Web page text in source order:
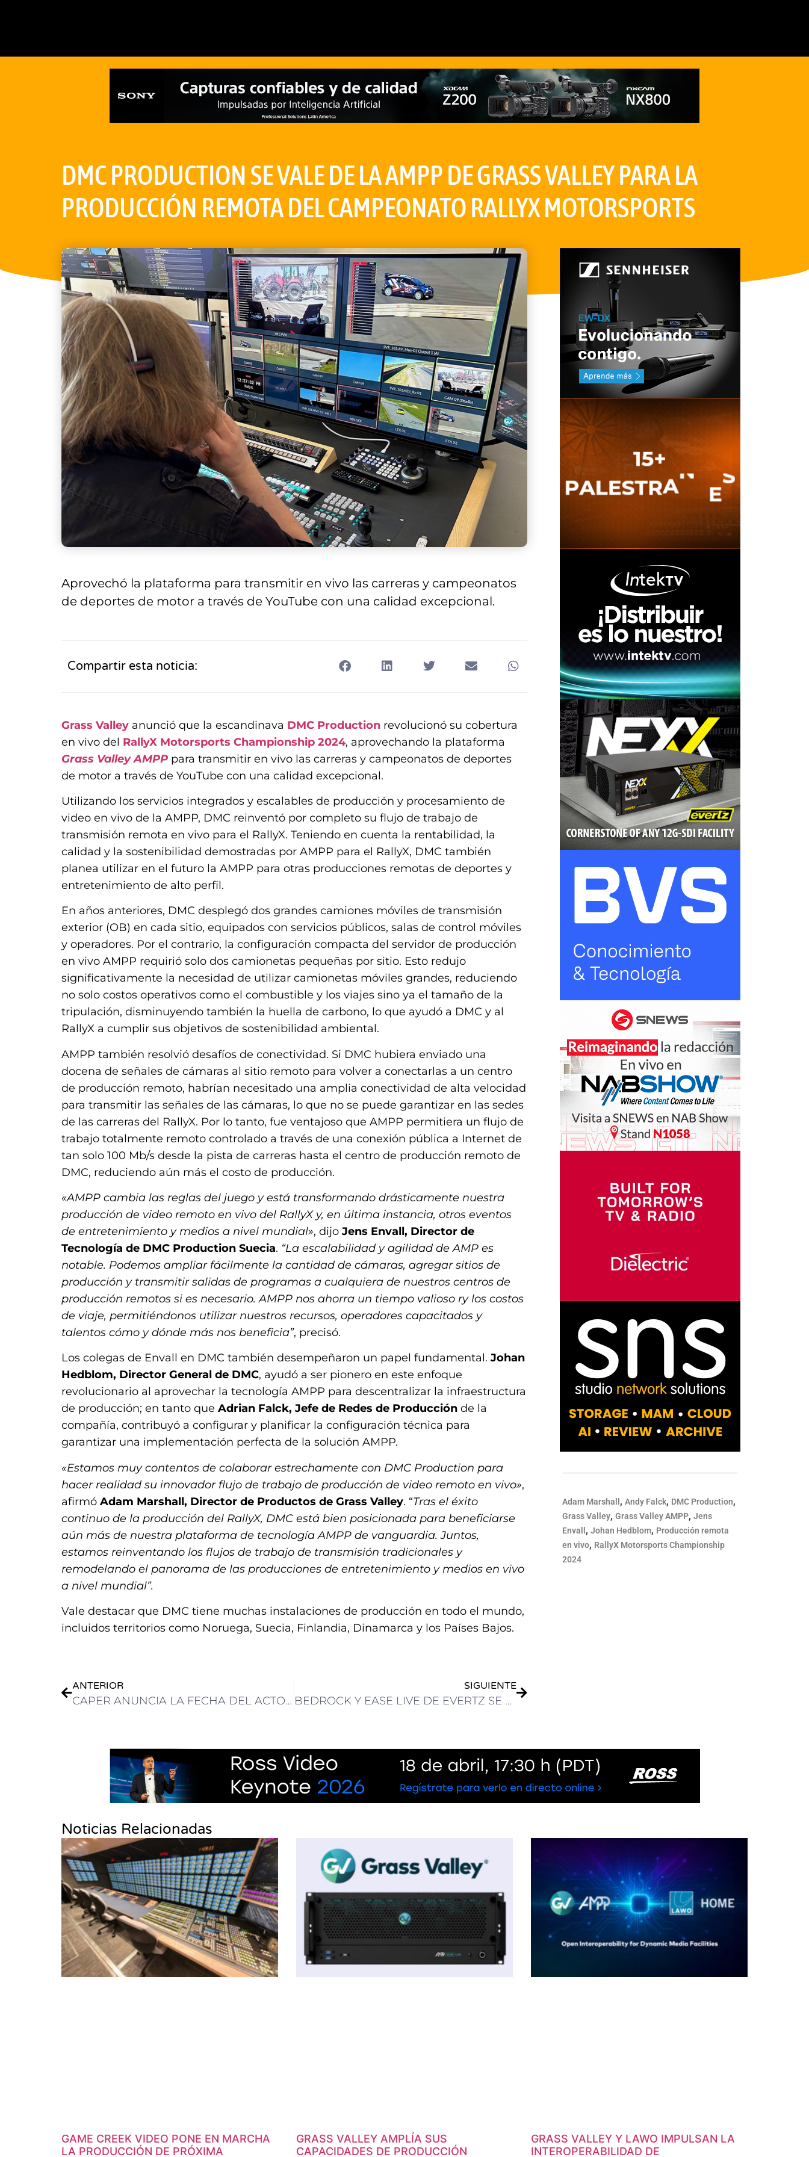
DMC PRODUCTION SE VALE DE LA AMPP DE GRASS VALLEY PARA LA
PRODUCCIÓN REMOTA DEL CAMPEONATO RALLYX MOTORSPORTS
Aprovechó la plataforma para transmitir en vivo las carreras y campeonatos
de deportes de motor a través de YouTube con una calidad excepcional.
Compartir esta noticia:
Grass Valley anunció que la escandinava DMC Production revolucionó su cobertura
en vivo del RallyX Motorsports Championship 2024, aprovechando la plataforma
Grass Valley AMPP para transmitir en vivo las carreras y campeonatos de deportes
de motor a través de YouTube con una calidad excepcional.
Utilizando los servicios integrados y escalables de producción y procesamiento de
video en vivo de la AMPP, DMC reinventó por completo su flujo de trabajo de
transmisión remota en vivo para el RallyX. Teniendo en cuenta la rentabilidad, la
calidad y la sostenibilidad demostradas por AMPP para el RallyX, DMC también
planea utilizar en el futuro la AMPP para otras producciones remotas de deportes y
entretenimiento de alto perfil.
En años anteriores, DMC desplegó dos grandes camiones móviles de transmisión
exterior (OB) en cada sitio, equipados con servicios públicos, salas de control móviles
y operadores. Por el contrario, la configuración compacta del servidor de producción
en vivo AMPP requirió solo dos camionetas pequeñas por sitio. Esto redujo
significativamente la necesidad de utilizar camionetas móviles grandes, reduciendo
no solo costos operativos como el combustible y los viajes sino ya el tamaño de la
tripulación, disminuyendo también la huella de carbono, lo que ayudó a DMC y al
RallyX a cumplir sus objetivos de sostenibilidad ambiental.
AMPP también resolvió desafíos de conectividad. Si DMC hubiera enviado una
docena de señales de cámaras al sitio remoto para volver a conectarlas a un centro
de producción remoto, habrían necesitado una amplia conectividad de alta velocidad
para transmitir las señales de las cámaras, lo que no se puede garantizar en las sedes
de las carreras del RallyX. Por lo tanto, fue ventajoso que AMPP permitiera un flujo de
trabajo totalmente remoto controlado a través de una conexión pública a Internet de
tan solo 100 Mb/s desde la pista de carreras hasta el centro de producción remoto de
DMC, reduciendo aún más el costo de producción.
«AMPP cambia las reglas del juego y está transformando drásticamente nuestra
producción de video remoto en vivo del RallyX y, en última instancia, otros eventos
de entretenimiento y medios a nivel mundial», dijoJens Envall, Director de
Tecnología de DMC Production Suecia. “La escalabilidad y agilidad de AMP es
notable. Podemos ampliar fácilmente la cantidad de cámaras, agregar sitios de
producción y transmitir salidas de programas a cualquiera de nuestros centros de
producción remotos si es necesario. AMPP nos ahorra un tiempo valioso ry los costos
de viaje, permitiéndonos utilizar nuestros recursos, operadores capacitados y
talentos cómo y dónde más nos beneficia”, precisó.
Los colegas de Envall en DMC también desempeñaron un papel fundamental.Johan
Hedblom, Director General de DMC, ayudó a ser pionero en este enfoque
revolucionario al aprovechar la tecnología AMPP para descentralizar la infraestructura
de producción; en tanto que Adrian Falck, Jefe de Redes de Producción de la
compañía, contribuyó a configurar y planificar la configuración técnica para
garantizar una implementación perfecta de la solución AMPP.
«Estamos muy contentos de colaborar estrechamente con DMC Production para
hacer realidad su innovador flujo de trabajo de producción de video remoto en vivo»,
afirmó Adam Marshall, Director de Productos de Grass Valley. “Tras el éxito
continuo de la producción del RallyX, DMC está bien posicionada para beneficiarse
aún más de nuestra plataforma de tecnología AMPP de vanguardia. Juntos,
estamos reinventando los flujos de trabajo de transmisión tradicionales y
remodelando el panorama de las producciones de entretenimiento y medios en vivo
a nivel mundial”.
Vale destacar que DMC tiene muchas instalaciones de producción en todo el mundo,
incluidos territorios como Noruega, Suecia, Finlandia, Dinamarca y los Países Bajos.
ANTERIOR
CAPER ANUNCIA LA FECHA DEL ACTO DE ADJUDICACIÓN DE STANDS PARA CAPER SHOW 2024
SIGUIENTE
BEDROCK Y EASE LIVE DE EVERTZ SE UNEN PARA CREAR UNA EXPERIENCIA INTERACTIVA M6+ PARA LA EUROCOPA 2024
Adam Marshall ,Andy Falck, DMC Production,
Grass Valley,Grass Valley AMPP,Jens
Envall ,Johan Hedblom, Producción remota
en vivo, RallyX Motorsports Championship
2024
Noticias Relacionadas
GAME CREEK VIDEO PONE EN MARCHA
LA PRODUCCIÓN DE PRÓXIMA
GRASS VALLEY AMPLÍA SUS
CAPACIDADES DE PRODUCCIÓN
GRASS VALLEY Y LAWO IMPULSAN LA
INTEROPERABILIDAD DE